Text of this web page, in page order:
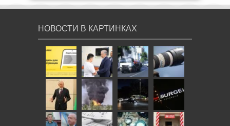
НОВОСТИ В КАРТИНКАХ